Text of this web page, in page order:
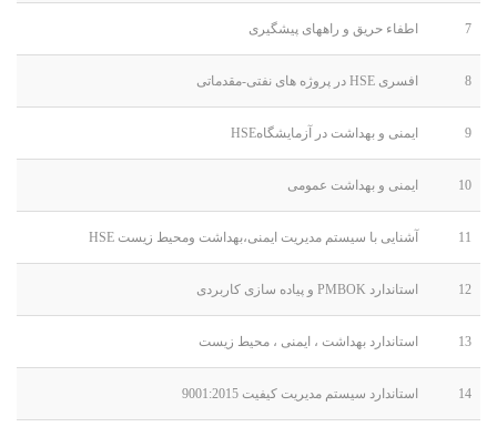
7 اطفاء حریق و راههای پیشگیری
8 افسری HSE در پروژه های نفتی-مقدماتی
9 ایمنی و بهداشت در آزمایشگاهHSE
10 ایمنی و بهداشت عمومی
11 آشنایی با سیستم مدیریت ایمنی،بهداشت ومحیط زیست HSE
12 استاندارد PMBOK و پیاده سازی کاربردی
13 استاندارد بهداشت ، ایمنی ، محیط زیست
14 استاندارد سیستم مدیریت کیفیت 9001:2015